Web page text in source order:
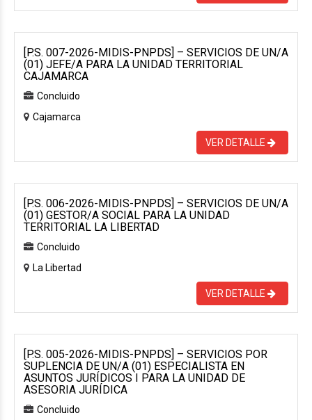
[P.S. 007-2026-MIDIS-PNPDS] – SERVICIOS DE UN/A
(01) JEFE/A PARA LA UNIDAD TERRITORIAL
CAJAMARCA
Concluido
Cajamarca
VER DETALLE
[P.S. 006-2026-MIDIS-PNPDS] – SERVICIOS DE UN/A
(01) GESTOR/A SOCIAL PARA LA UNIDAD
TERRITORIAL LA LIBERTAD
Concluido
La Libertad
VER DETALLE
[P.S. 005-2026-MIDIS-PNPDS] – SERVICIOS POR
SUPLENCIA DE UN/A (01) ESPECIALISTA EN
ASUNTOS JURÍDICOS I PARA LA UNIDAD DE
ASESORIA JURÍDICA
Concluido